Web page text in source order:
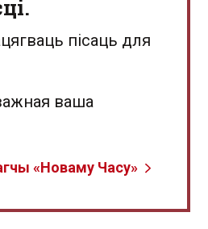
пісаць для
ваша
«Новаму Часу»